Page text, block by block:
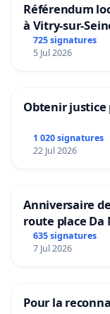
Référendum
à Vitry-sur-
725 signatures
5 Jul 2026
Obtenir justice
1 020 signatures
22 Jul 2026
Anniversaire
route place Da
635 signatures
7 Jul 2026
Pour la